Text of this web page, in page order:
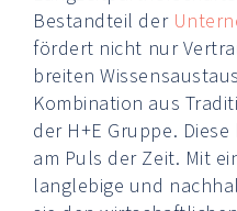
Bestandteil der
fördert nicht nur
breiten
Kombination aus
der H+E Gruppe.
am Puls der Zeit. Mit
langlebige und